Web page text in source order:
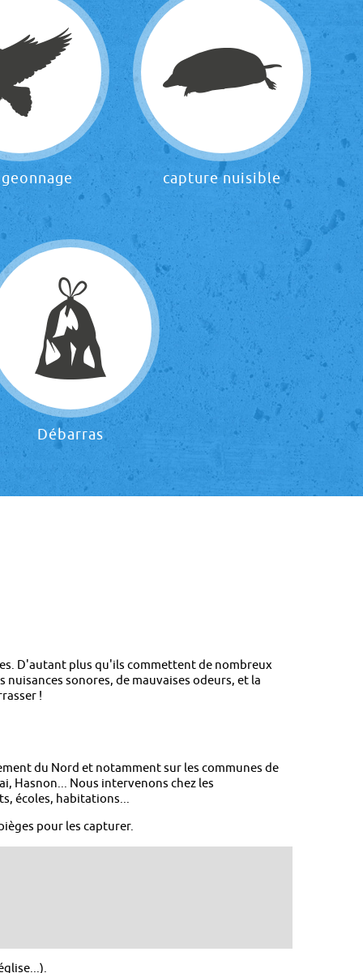
capture nuisible
Débarras
D'autant plus qu'ils commettent de nombreux
sonores, de mauvaises odeurs, et la
!
du Nord et notamment sur les communes de
Hasnon... Nous intervenons chez les
écoles, habitations...
pour les capturer.